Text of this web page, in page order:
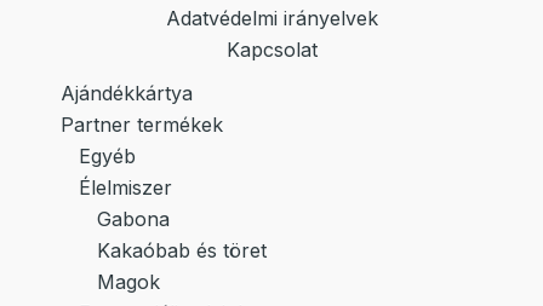
Adatvédelmi irányelvek
Kapcsolat
Ajándékkártya
Partner termékek
Egyéb
Élelmiszer
Gabona
Kakaóbab és töret
Magok